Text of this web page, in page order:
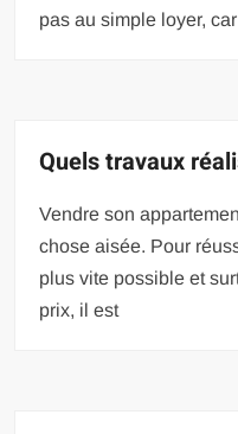
pas au simple loyer,
Quels travaux
Vendre son
chose aisée. Pour
plus vite possible et
prix, il est